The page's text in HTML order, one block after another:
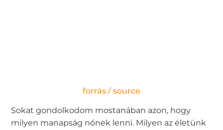
forrás / source
Sokat gondolkodom mostanában azon, hogy
milyen manapság nőnek lenni. Milyen az életünk